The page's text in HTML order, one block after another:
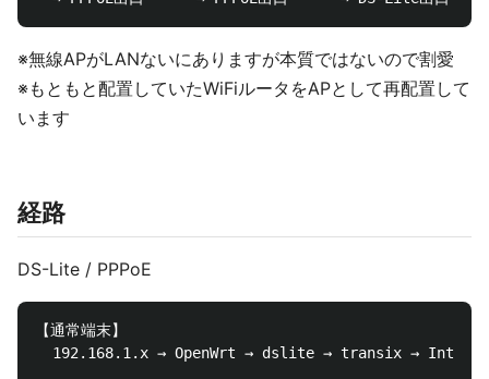
※無線APがLANないにありますが本質ではないので割愛
※もともと配置していたWiFiルータをAPとして再配置して
います
経路
DS-Lite / PPPoE
【通常端末】
192.168.1.x → OpenWrt → dslite → transix →